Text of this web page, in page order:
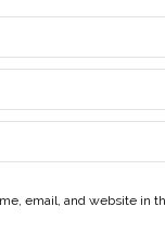
email, and website in